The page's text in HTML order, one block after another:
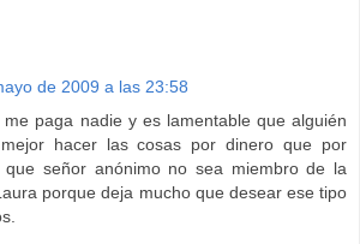
de 2009 a las 23:58
me paga nadie y es lamentable que alguién
hacer las cosas por dinero que por
que señor anónimo no sea miembro de la
porque deja mucho que desear ese tipo